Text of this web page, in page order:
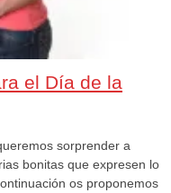
el Día de la
sorprender a
bonitas que expresen lo
os proponemos